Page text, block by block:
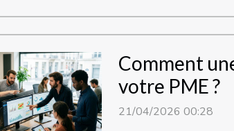
Comment
votre PME ?
21/04/2026 00:28